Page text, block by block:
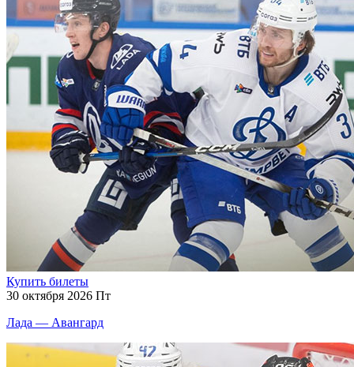
Купить билеты
30 октября 2026 Пт
Лада — Авангард